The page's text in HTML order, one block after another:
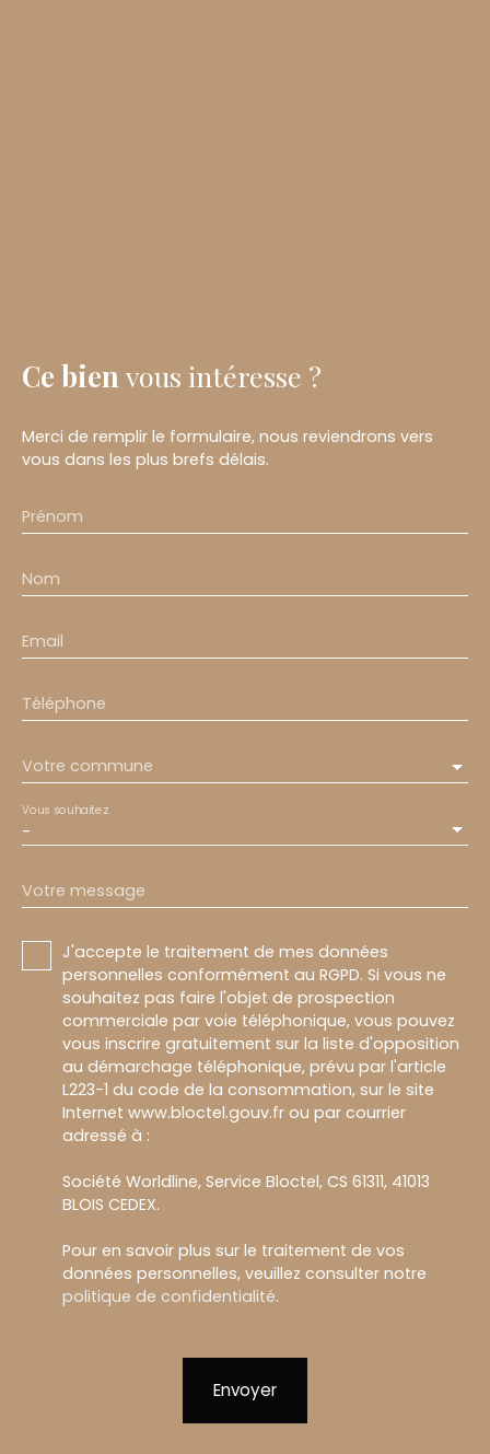
Ce bien vous intéresse ?
Merci de remplir le formulaire, nous reviendrons vers
vous dans les plus brefs délais.
Prénom
Nom
Email
Téléphone
Votre commune
-
Vous souhaitez
Votre message
J'accepte le traitement de mes données
personnelles conformément au RGPD. Si vous ne
souhaitez pas faire l'objet de prospection
commerciale par voie téléphonique, vous pouvez
vous inscrire gratuitement sur la liste d'opposition
au démarchage téléphonique, prévu par l'article
L223-1 du code de la consommation, sur le site
Internet www.bloctel.gouv.fr ou par courrier
adressé à :
Société Worldline, Service Bloctel, CS 61311, 41013
BLOIS CEDEX.
Pour en savoir plus sur le traitement de vos
données personnelles, veuillez consulter notre
politique de confidentialité.
Envoyer